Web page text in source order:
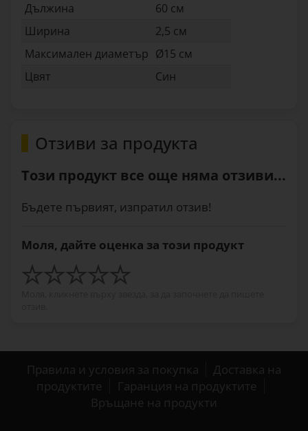
Дължина
60 см
Ширина
2,5 см
Максимален диаметър Ø15 см
Цвят
Син
Отзиви за продукта
Този продукт все още няма отзиви...
Бъдете първият, изпратил отзив!
Моля, дайте оценка за този продукт
Правила и условия за покупка
Доставка на
продуктите
Гаранция на продуктите
Връщане на продукти